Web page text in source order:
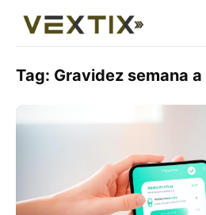
Tag: Gravidez semana